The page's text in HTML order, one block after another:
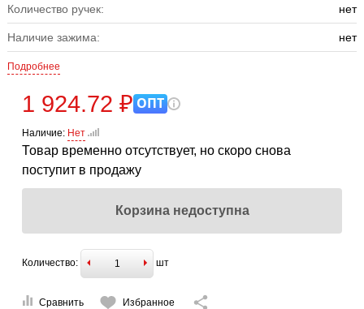
Количество ручек: нет
Наличие зажима: нет
Подробнее
1 924.72 ₽ ОПТ
Наличие: Нет
Товар временно отсутствует, но скоро снова
поступит в продажу
Корзина недоступна
Количество: шт
Сравнить Избранное